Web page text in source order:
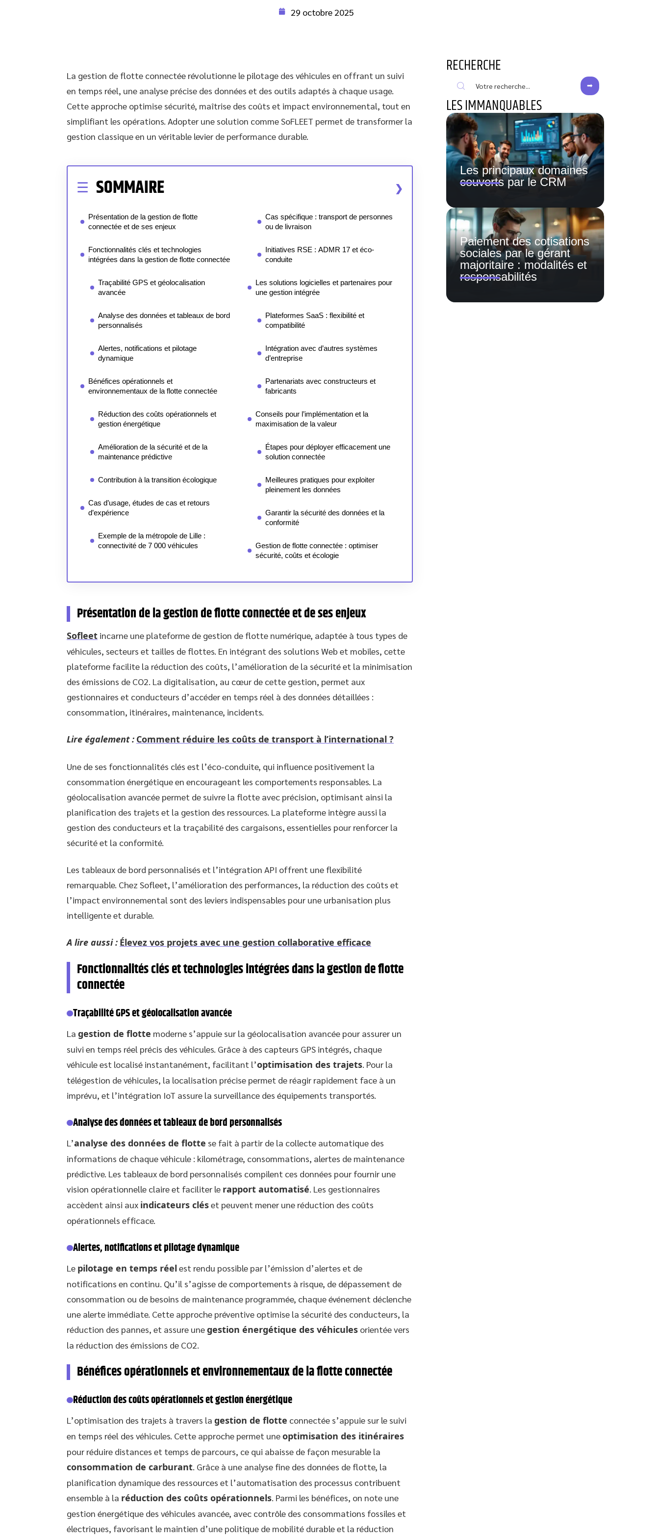
29 octobre 2025
La gestion de flotte connectée révolutionne le pilotage des véhicules en offrant un suivi
en temps réel, une analyse précise des données et des outils adaptés à chaque usage.
Cette approche optimise sécurité, maîtrise des coûts et impact environnemental, tout en
simplifiant les opérations. Adopter une solution comme SoFLEET permet de transformer la
gestion classique en un véritable levier de performance durable.
SOMMAIRE
Présentation de la gestion de flotte
connectée et de ses enjeux
Fonctionnalités clés et technologies
intégrées dans la gestion de flotte connectée
Traçabilité GPS et géolocalisation
avancée
Analyse des données et tableaux de bord
personnalisés
Alertes, notifications et pilotage
dynamique
Bénéfices opérationnels et
environnementaux de la flotte connectée
Réduction des coûts opérationnels et
gestion énergétique
Amélioration de la sécurité et de la
maintenance prédictive
Contribution à la transition écologique
Cas d’usage, études de cas et retours
d’expérience
Exemple de la métropole de Lille :
connectivité de 7 000 véhicules
Cas spécifique : transport de personnes
ou de livraison
Initiatives RSE : ADMR 17 et éco-
conduite
Les solutions logicielles et partenaires pour
une gestion intégrée
Plateformes SaaS : flexibilité et
compatibilité
Intégration avec d’autres systèmes
d’entreprise
Partenariats avec constructeurs et
fabricants
Conseils pour l’implémentation et la
maximisation de la valeur
Étapes pour déployer efficacement une
solution connectée
Meilleures pratiques pour exploiter
pleinement les données
Garantir la sécurité des données et la
conformité
Gestion de flotte connectée : optimiser
sécurité, coûts et écologie
Présentation de la gestion de flotte connectée et de ses enjeux
Sofleet incarne une plateforme de gestion de flotte numérique, adaptée à tous types de
véhicules, secteurs et tailles de flottes. En intégrant des solutions Web et mobiles, cette
plateforme facilite la réduction des coûts, l’amélioration de la sécurité et la minimisation
des émissions de CO2. La digitalisation, au cœur de cette gestion, permet aux
gestionnaires et conducteurs d’accéder en temps réel à des données détaillées :
consommation, itinéraires, maintenance, incidents.
Lire également : Comment réduire les coûts de transport à l’international ?
Une de ses fonctionnalités clés est l’éco-conduite, qui influence positivement la
consommation énergétique en encourageant les comportements responsables. La
géolocalisation avancée permet de suivre la flotte avec précision, optimisant ainsi la
planification des trajets et la gestion des ressources. La plateforme intègre aussi la
gestion des conducteurs et la traçabilité des cargaisons, essentielles pour renforcer la
sécurité et la conformité.
Les tableaux de bord personnalisés et l’intégration API offrent une flexibilité
remarquable. Chez Sofleet, l’amélioration des performances, la réduction des coûts et
l’impact environnemental sont des leviers indispensables pour une urbanisation plus
intelligente et durable.
A lire aussi : Élevez vos projets avec une gestion collaborative efficace
Fonctionnalités clés et technologies intégrées dans la gestion de flotte
connectée
Traçabilité GPS et géolocalisation avancée
La gestion de flotte moderne s’appuie sur la géolocalisation avancée pour assurer un
suivi en temps réel précis des véhicules. Grâce à des capteurs GPS intégrés, chaque
véhicule est localisé instantanément, facilitant l’optimisation des trajets. Pour la
télégestion de véhicules, la localisation précise permet de réagir rapidement face à un
imprévu, et l’intégration IoT assure la surveillance des équipements transportés.
Analyse des données et tableaux de bord personnalisés
L’analyse des données de flotte se fait à partir de la collecte automatique des
informations de chaque véhicule : kilométrage, consommations, alertes de maintenance
prédictive. Les tableaux de bord personnalisés compilent ces données pour fournir une
vision opérationnelle claire et faciliter le rapport automatisé. Les gestionnaires
accèdent ainsi aux indicateurs cléset peuvent mener une réduction des coûts
opérationnels efficace.
Alertes, notifications et pilotage dynamique
Le pilotage en temps réel est rendu possible par l’émission d’alertes et de
notifications en continu. Qu’il s’agisse de comportements à risque, de dépassement de
consommation ou de besoins de maintenance programmée, chaque événement déclenche
une alerte immédiate. Cette approche préventive optimise la sécurité des conducteurs, la
réduction des pannes, et assure unegestion énergétique des véhicules orientée vers
la réduction des émissions de CO2.
Bénéfices opérationnels et environnementaux de la flotte connectée
Réduction des coûts opérationnels et gestion énergétique
L’optimisation des trajets à travers la gestion de flotte connectée s’appuie sur le suivi
en temps réel des véhicules. Cette approche permet uneoptimisation des itinéraires
pour réduire distances et temps de parcours, ce qui abaisse de façon mesurable la
consommation de carburant. Grâce à une analyse fine des données de flotte, la
planification dynamique des ressources et l’automatisation des processus contribuent
ensemble à la réduction des coûts opérationnels. Parmi les bénéfices, on note une
gestion énergétique des véhicules avancée, avec contrôle des consommations fossiles et
électriques, favorisant le maintien d’une politique de mobilité durable et la réduction
RECHERCHE
LES IMMANQUABLES
Les principaux domaines
couverts par le CRM
Paiement des cotisations
sociales par le gérant
majoritaire : modalités et
responsabilités